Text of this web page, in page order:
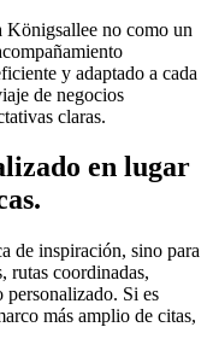
Königsallee no como un
y adaptado a cada
de negocios
claras.
en lugar
de inspiración, sino para
rutas coordinadas,
personalizado. Si es
más amplio de citas,